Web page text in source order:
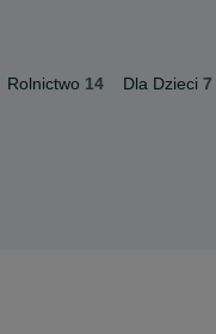
Rolnictwo 14 Dla Dzieci 7